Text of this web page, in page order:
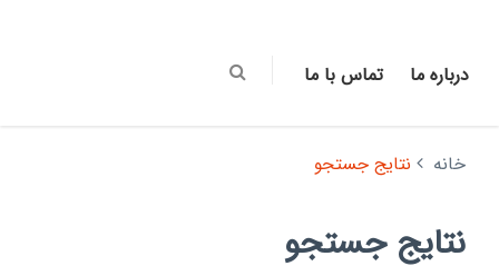
درباره ما تماس با ما
خانه نتایج جستجو
نتایج جستجو